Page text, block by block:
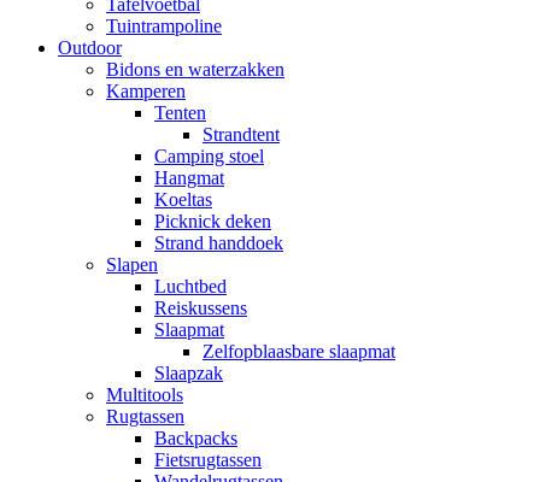
Tafelvoetbal
Tuintrampoline
Outdoor
Bidons en waterzakken
Kamperen
Tenten
Strandtent
Camping stoel
Hangmat
Koeltas
Picknick deken
Strand handdoek
Slapen
Luchtbed
Reiskussens
Slaapmat
Zelfopblaasbare slaapmat
Slaapzak
Multitools
Rugtassen
Backpacks
Fietsrugtassen